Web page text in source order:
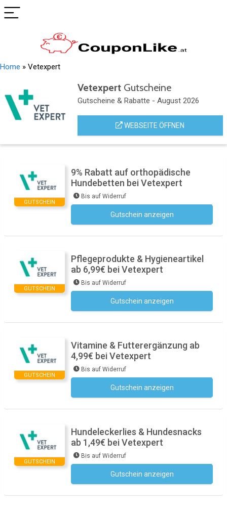
Home » Vetexpert
VetexpertGutscheine
Gutscheine & Rabatte - August 2026
WEBSEITE ÖFFNEN
GUTSCHEIN
9% Rabatt auf orthopädische
Hundebetten bei Vetexpert
Bis auf Widerruf
Gutschein anzeigen
GUTSCHEIN
Pflegeprodukte & Hygieneartikel
ab 6,99€ bei Vetexpert
Bis auf Widerruf
Gutschein anzeigen
GUTSCHEIN
Vitamine & Futterergänzung ab
4,99€ bei Vetexpert
Bis auf Widerruf
Gutschein anzeigen
GUTSCHEIN
Hundeleckerlies & Hundesnacks
ab 1,49€ bei Vetexpert
Bis auf Widerruf
Gutschein anzeigen